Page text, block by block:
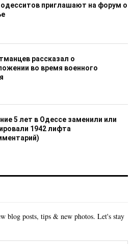
одесситов приглашают на форум о
рассказал о
во время военного
5 лет в Одессе заменили или
1942 лифта
blog posts, tips & new photos. Let's stay